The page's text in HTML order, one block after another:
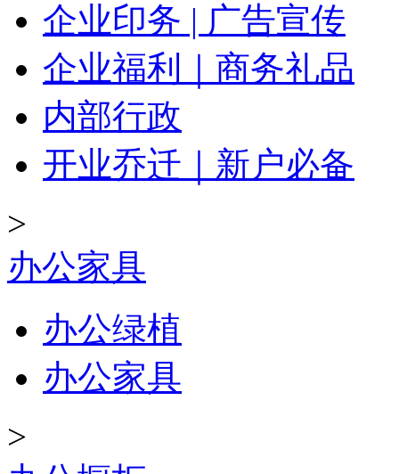
企业印务 | 广告宣传
企业福利｜商务礼品
内部行政
开业乔迁｜新户必备
>
办公家具
办公绿植
办公家具
>